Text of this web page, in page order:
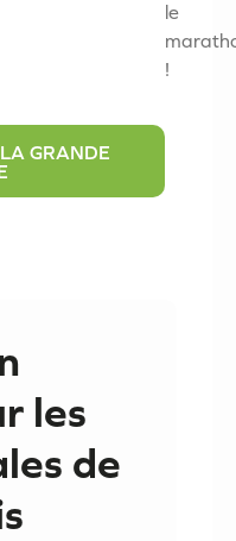
le
!
GRANDE
les
de